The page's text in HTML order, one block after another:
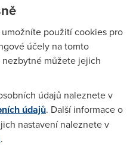
pokuty. Taky v případě
důvodu nízké, navrhno
Funkce: ČTU >>
služeb před
ceny.
českého telekomu a
použití cookies pro
účely na tomto
můžete jejich
údajů naleznete v
údajů. Další informace o
nastavení naleznete v
.